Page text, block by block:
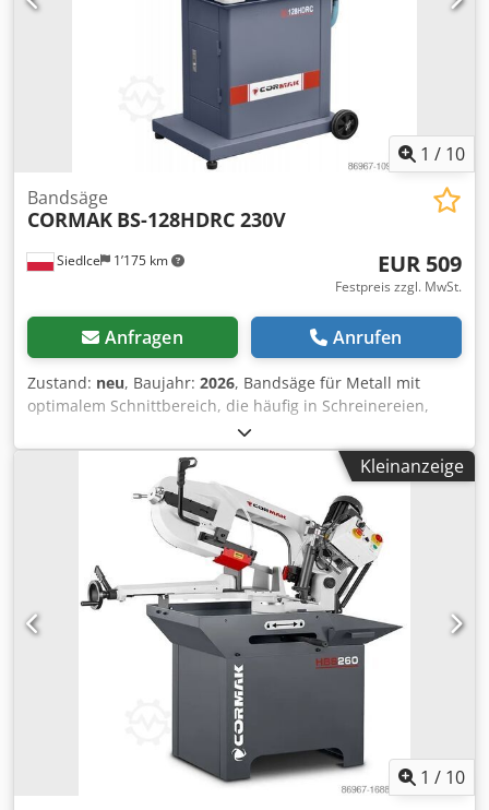
1 / 10
Siedlce 1’175 km
Bandsäge
CORMAK BS-128HDRC 230V
EUR 509
Festpreis zzgl. MwSt.
Anfragen Anrufen
Zustand: neu, Baujahr: 2026, Bandsäge für Metall mit
optimalem Schnittbereich, die häufig in Schreinereien,
Produktions- und Handwerksbetrieben eingesetzt wird.
Beschreibung der Maschine CORMAK BS 128HDRC
Metallbandsäge mit optimalem Schnittbereich, konzipiert
für professionelle Handwerker, zeichnet sich durch
Effizienz und einfache Handhabung aus. Der in beide
Richtungen schwenkbare Arm ist ein sehr großer Vorteil
bei Schrägschnitten. Trotz kleiner Abmessungen ist sie
durch ihr hohes Gewicht (103 kg) sehr stabil und
vibrationsfrei beim Schneiden größerer Materialien. Die
Zuführung der geschnittenen Elemente kann manuell oder
über Vorschubgeräte erfolgen. Der Vorschub während des
Schneidens erfolgt durch die Schwerkraft, mit Ölfluss in
einem Zweikammer-Hydraulikzylinder. Die Steuerung der
Armabsenkung wird durch ein Ventil gewährleistet, das
den Ölfluss zwischen den Kammern des Zylinders steuert.
Ein gerader Schnitt wird durch eine Reihe von Lagern
erreicht, die das Band führen. Die Maschinen sind mit
Kleinanzeige
1 / 10